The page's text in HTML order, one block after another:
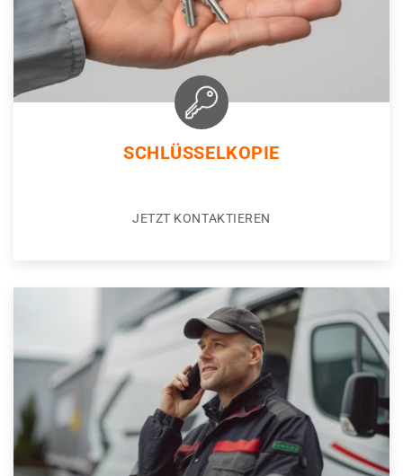
SCHLÜSSELKOPIE
JETZT KONTAKTIEREN